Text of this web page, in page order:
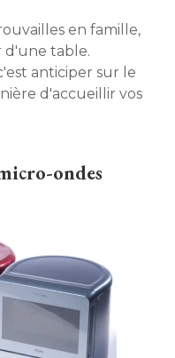
en famille,
d'une table.
anticiper sur le
d'accueillir vos
ondes